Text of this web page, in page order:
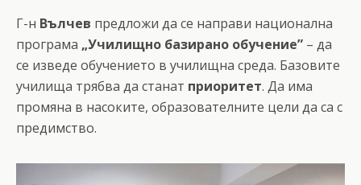
Г-н Вълчев предложи да се направи национална
програма „Училищно базирано обучение” – да
се изведе обучението в училищна среда. Базовите
училища трябва да станат приоритет. Да има
промяна в насоките, образователните цели да са с
предимство.